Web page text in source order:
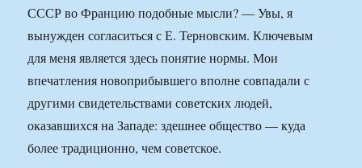
СССР во Францию подобные мысли? — Увы, я
вынужден согласиться с Е. Терновским. Ключевым
для меня является здесь понятие нормы. Мои
впечатления новоприбывшего вполне совпадали с
другими свидетельствами советских людей,
оказавшихся на Западе: здешнее общество — куда
более традиционно, чем советское.